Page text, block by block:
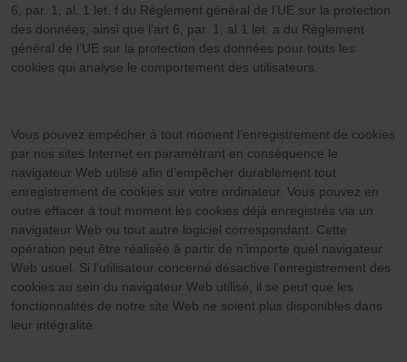
6, par. 1, al. 1 let. f du Règlement général de l’UE sur la protection
des données, ainsi que l'art 6, par. 1, al.1 let. a du Règlement
général de l’UE sur la protection des données pour touts les
cookies qui analyse le comportement des utilisateurs.
Vous pouvez empêcher à tout moment l’enregistrement de cookies
par nos sites Internet en paramétrant en conséquence le
navigateur Web utilisé afin d’empêcher durablement tout
enregistrement de cookies sur votre ordinateur. Vous pouvez en
outre effacer à tout moment les cookies déjà enregistrés via un
navigateur Web ou tout autre logiciel correspondant. Cette
opération peut être réalisée à partir de n’importe quel navigateur
Web usuel. Si l’utilisateur concerné désactive l’enregistrement des
cookies au sein du navigateur Web utilisé, il se peut que les
fonctionnalités de notre site Web ne soient plus disponibles dans
leur intégralité.